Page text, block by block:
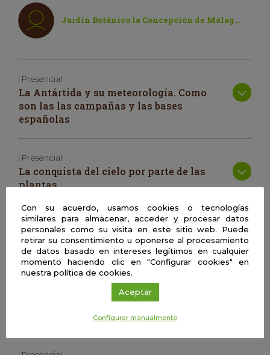
Jardín Botánico la Concepción de Málaga / Semana de la Ciencia 2023
| Presencial
La Antártida y su meteorología. Como
son las las campañas y las bases
españolas
| Presencial
La conquista del cielo por parte de las
plantas
| Presencial
Materiales orgánicos para un mundo
más sostenible.
Astrobiología – Precursores de la vida en
Con su acuerdo, usamos cookies o tecnologías
similares para almacenar, acceder y procesar datos
personales como su visita en este sitio web. Puede
retirar su consentimiento u oponerse al procesamiento
de datos basado en intereses legítimos en cualquier
momento haciendo clic en "Configurar cookies" en
nuestra política de cookies.
Aceptar
Configurar manualmente